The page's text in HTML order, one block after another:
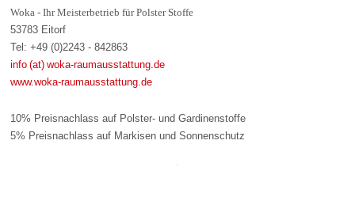
Woka - Ihr Meisterbetrieb für Polster Stoffe
53783 Eitorf
Tel: +49 (0)2243 - 842863
info (at) woka-raumausstattung.de
www.woka-raumausstattung.de
10% Preisnachlass auf Polster- und Gardinenstoffe
5% Preisnachlass auf Markisen und Sonnenschutz